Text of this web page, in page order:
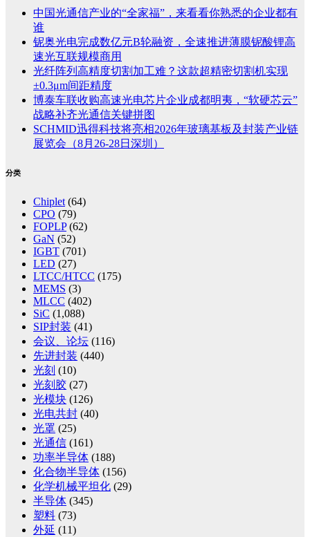
中国光通信产业的“全家福”，来看看你熟悉的企业都有
谁
铌奥光电完成数亿元B轮融资，全速推进薄膜铌酸锂高
速光互联规模商用
光纤阵列高精度切割加工难？这款超精密切割机实现
±0.3μm间距精度
博泰车联收购高速光电芯片企业成都明夷，“软硬芯云”
战略补齐光通信关键拼图
SCHMID迅得科技将亮相2026年玻璃基板及封装产业链
展览会（8月26-28日深圳）
分类
Chiplet (64)
CPO (79)
FOPLP(62)
GaN (52)
IGBT (701)
LED (27)
LTCC/HTCC (175)
MEMS (3)
MLCC (402)
SiC (1,088)
SIP封装 (41)
会议、论坛 (116)
先进封装 (440)
光刻 (10)
光刻胶 (27)
光模块 (126)
光电共封 (40)
光罩 (25)
光通信 (161)
功率半导体 (188)
化合物半导体 (156)
化学机械平坦化 (29)
半导体 (345)
塑料 (73)
外延 (11)